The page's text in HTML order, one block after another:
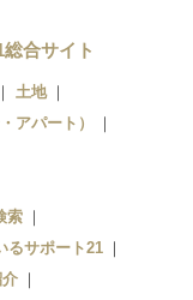
合サイト
土地
アパート）
索
るサポート21